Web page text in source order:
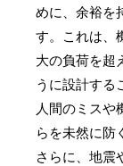
めに、余裕を
す。これは、
大の負荷を超
うに設計する
人間のミスや
らを未然に防
さらに、地震